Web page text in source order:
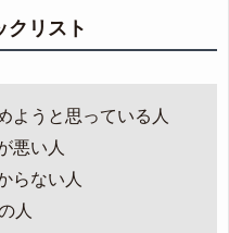
クリスト
ようと思っている人
悪い人
らない人
人